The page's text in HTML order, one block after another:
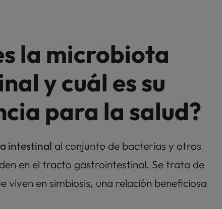
la microbiota
y cuál es su
para la salud?
intestinal al conjunto de bacterias y otros
viven en simbiosis, una relación beneficiosa